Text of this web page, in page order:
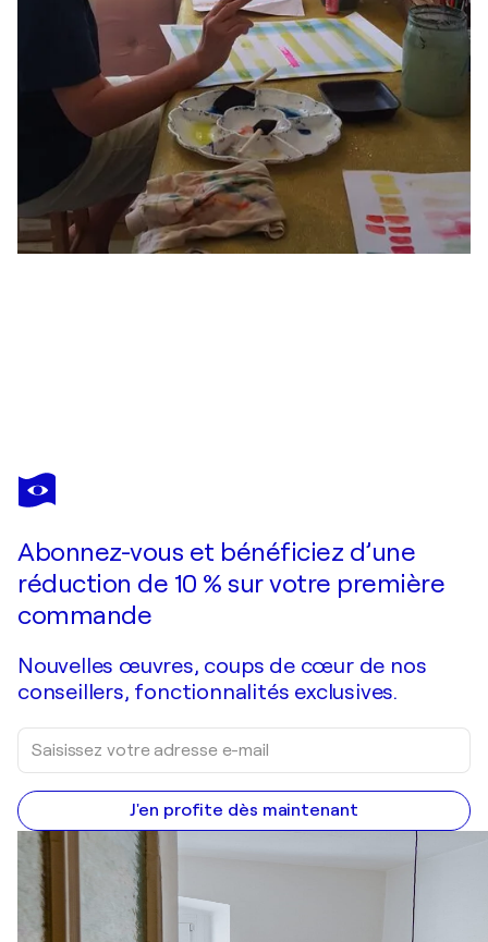
SHLOMIT AHARONOVITCH
Venezia #16
Abonnez-vous et bénéficiez d’une
réduction de 10 % sur votre première
commande
Nouvelles œuvres, coups de cœur de nos
conseillers, fonctionnalités exclusives.
J'en profite dès maintenant